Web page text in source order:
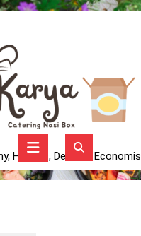
Higienis, Delicius, Economis
Button